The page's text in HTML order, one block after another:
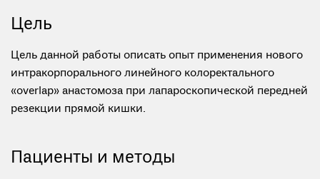
Цель
Цель данной работы описать опыт применения нового
интракорпорального линейного колоректального
«overlap» анастомоза при лапароскопической передней
резекции прямой кишки.
Пациенты и методы